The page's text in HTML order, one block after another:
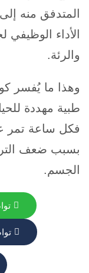
المتدفق منه
الأداء الوظيفي
والرئة.
وهذا ما يُفسر
طبية مهددة
فكل ساعة تمر
بسبب ضعف
الجسم.